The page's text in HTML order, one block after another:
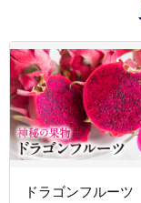
ドラゴンフルーツ